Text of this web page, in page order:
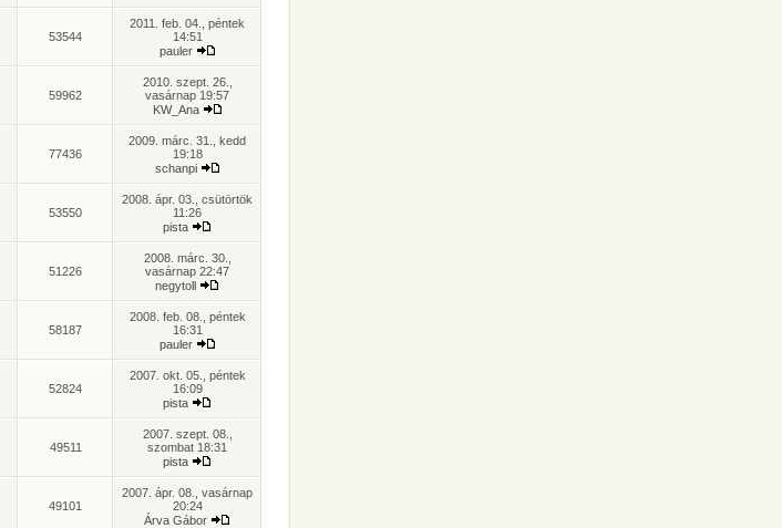
53544
2011. feb. 04., péntek
14:51
pauler
59962
2010. szept. 26.,
vasárnap 19:57
KW_Ana
77436
2009. márc. 31., kedd
19:18
schanpi
53550
2008. ápr. 03., csütörtök
11:26
pista
51226
2008. márc. 30.,
vasárnap 22:47
negytoll
58187
2008. feb. 08., péntek
16:31
pauler
52824
2007. okt. 05., péntek
16:09
pista
49511
2007. szept. 08.,
szombat 18:31
pista
49101
2007. ápr. 08., vasárnap
20:24
Árva Gábor